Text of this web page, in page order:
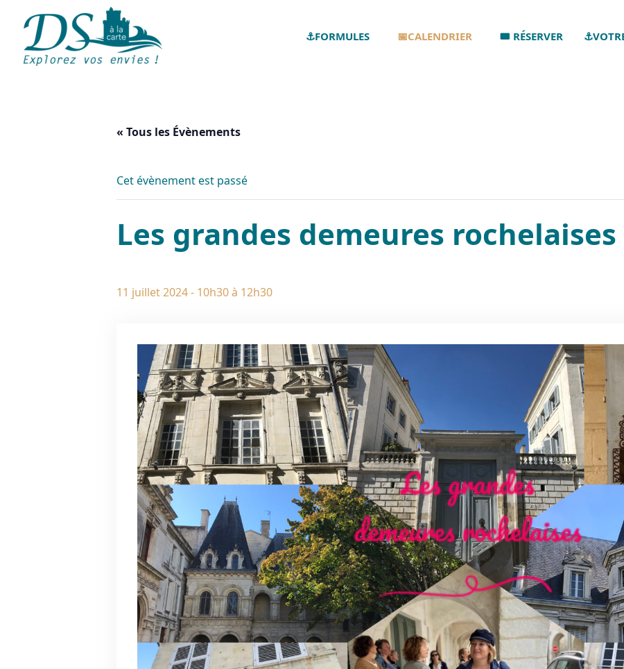
⚓FORMULES 📅CALENDRIER 🎟️ RÉSERVER
« Tous les Évènements
Cet évènement est passé
Les grandes demeures rochelaises
11 juillet 2024 - 10h30à 12h30